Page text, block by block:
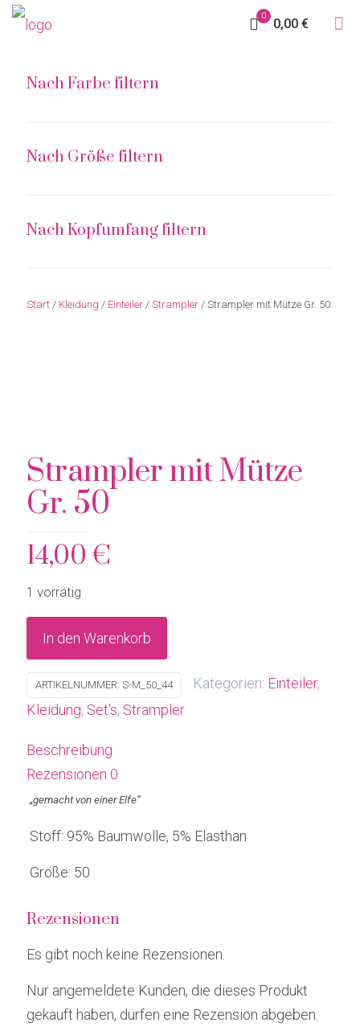
0
0,00 €
Strampler mit Mütze
Gr. 50
14,00 €
1 vorrätig
In den Warenkorb
ARTIKELNUMMER: S-M_50_44 Kategorien: Einteiler,
Kleidung, Set's, Strampler
Beschreibung
Rezensionen 0
„gemacht von einer Elfe“
Stoff: 95% Baumwolle, 5% Elasthan
Größe: 50
Rezensionen
Es gibt noch keine Rezensionen.
Nur angemeldete Kunden, die dieses Produkt
gekauft haben, dürfen eine Rezension abgeben.
Nach Farbe filtern
Nach Größe filtern
Nach Kopfumfang filtern
Start / Kleidung / Einteiler / Strampler / Strampler mit Mütze Gr. 50